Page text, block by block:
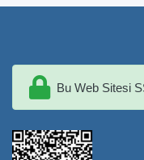
Bu Web Sitesi